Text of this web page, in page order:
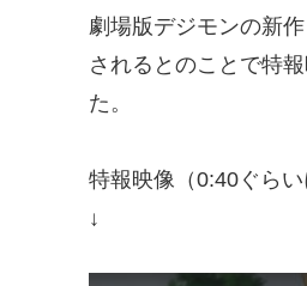
劇場版デジモンの新
されるとのことで特
た。
特報映像（0:40ぐらい
↓